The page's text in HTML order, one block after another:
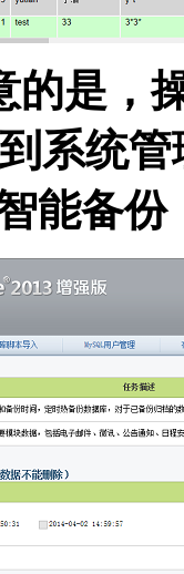
的是，
系统
能备